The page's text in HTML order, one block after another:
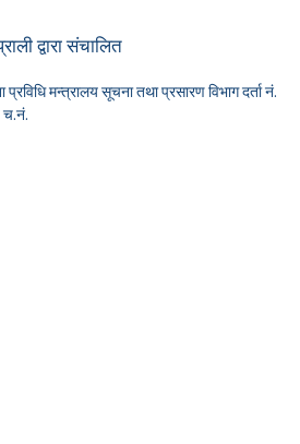
द्वारा संचालित
मन्त्रालय सूचना तथा प्रसारण विभाग दर्ता नं.
च.नं.